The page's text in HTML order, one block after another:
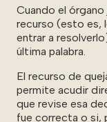
Cuando el
recurso (esto es,
entrar a
última palabra.
El recurso de
permite acudir
que revise esa
fue correcta o si,